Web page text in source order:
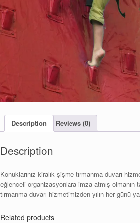
Description Reviews (0)
Description
Konuklarınız kiralık şişme tırmanma duvarı
eğlenceli organizasyonlara imza atmış olmanın
tırmanma duvarı hizmetimizden yılın her günü
Related products